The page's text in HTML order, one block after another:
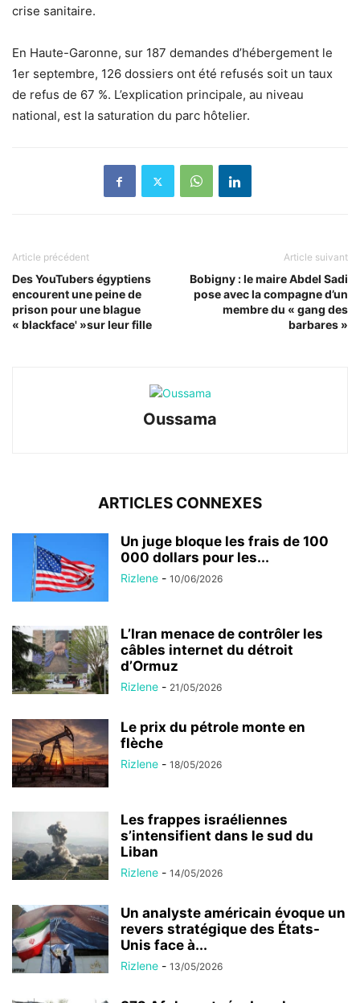
crise sanitaire.
En Haute-Garonne, sur 187 demandes d’hébergement le
1er septembre, 126 dossiers ont été refusés soit un taux
de refus de 67 %. L’explication principale, au niveau
national, est la saturation du parc hôtelier.
Article précédent
Des YouTubers égyptiens
encourent une peine de
prison pour une blague
« blackface' »sur leur fille
Article suivant
Bobigny : le maire Abdel Sadi
pose avec la compagne d’un
membre du « gang des
barbares »
Oussama
ARTICLES CONNEXES
Un juge bloque les frais de 100
000 dollars pour les...
Rizlene - 10/06/2026
L’Iran menace de contrôler les
câbles internet du détroit
d’Ormuz
Rizlene - 21/05/2026
Le prix du pétrole monte en
flèche
Rizlene - 18/05/2026
Les frappes israéliennes
s’intensifient dans le sud du
Liban
Rizlene - 14/05/2026
Un analyste américain évoque un
revers stratégique des États-
Unis face à...
Rizlene - 13/05/2026